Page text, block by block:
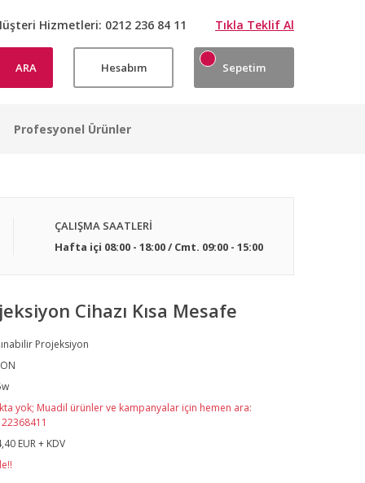
Hizmetleri: 0212 236 84 11 Tıkla Teklif Al
ARA Hesabım Sepetim
Profesyonel Ürünler
ÇALIŞMA SAATLERİ
Hafta içi 08:00 - 18:00 / Cmt. 09:00 - 15:00
Cihazı Kısa Mesafe
Projeksiyon
yok; Muadil ürünler ve kampanyalar için hemen ara:
EUR + KDV